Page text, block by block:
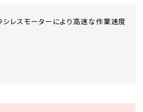
シレスモーターにより高速な作業速度